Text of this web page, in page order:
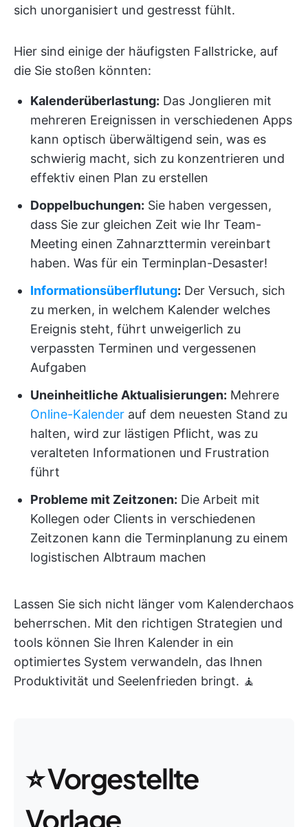
sich unorganisiert und gestresst fühlt.
Hier sind einige der häufigsten Fallstricke, auf
die Sie stoßen könnten:
Kalenderüberlastung: Das Jonglieren mit
mehreren Ereignissen in verschiedenen Apps
kann optisch überwältigend sein, was es
schwierig macht, sich zu konzentrieren und
effektiv einen Plan zu erstellen
Doppelbuchungen: Sie haben vergessen,
dass Sie zur gleichen Zeit wie Ihr Team-
Meeting einen Zahnarzttermin vereinbart
haben. Was für ein Terminplan-Desaster!
Informationsüberflutung: Der Versuch, sich
zu merken, in welchem Kalender welches
Ereignis steht, führt unweigerlich zu
verpassten Terminen und vergessenen
Aufgaben
Uneinheitliche Aktualisierungen: Mehrere
Online-Kalender auf dem neuesten Stand zu
halten, wird zur lästigen Pflicht, was zu
veralteten Informationen und Frustration
führt
Probleme mit Zeitzonen: Die Arbeit mit
Kollegen oder Clients in verschiedenen
Zeitzonen kann die Terminplanung zu einem
logistischen Albtraum machen
Lassen Sie sich nicht länger vom Kalenderchaos
beherrschen. Mit den richtigen Strategien und
tools können Sie Ihren Kalender in ein
optimiertes System verwandeln, das Ihnen
Produktivität und Seelenfrieden bringt. 🧘
⭐ Vorgestellte
Vorlage